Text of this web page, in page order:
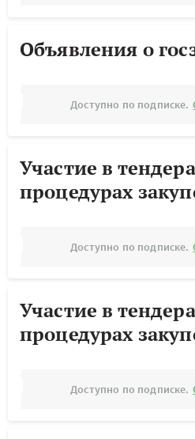
Объявления о
Доступно по подписке.
Участие в
процедурах
Доступно по подписке.
Участие в
процедурах
Доступно по подписке.